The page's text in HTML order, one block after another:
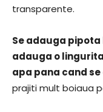
transparente.
Se adauga
adauga o
apa pana cand
prajiti mult boiaua